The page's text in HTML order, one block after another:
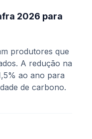
2026 para
produtores que
A redução na
ao ano para
de carbono.